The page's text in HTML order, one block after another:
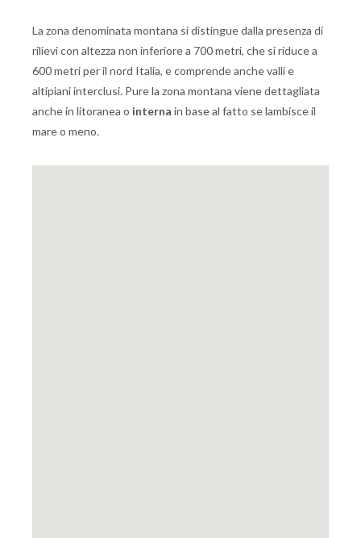
La zona denominata montana si distingue dalla presenza di
rilievi con altezza non inferiore a 700 metri, che si riduce a
600 metri per il nord Italia, e comprende anche valli e
altipiani interclusi. Pure la zona montana viene dettagliata
anche in litoranea o interna in base al fatto se lambisce il
mare o meno.